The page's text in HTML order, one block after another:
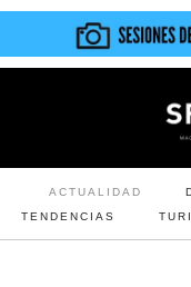
ACTUALIDAD
TENDENCIAS